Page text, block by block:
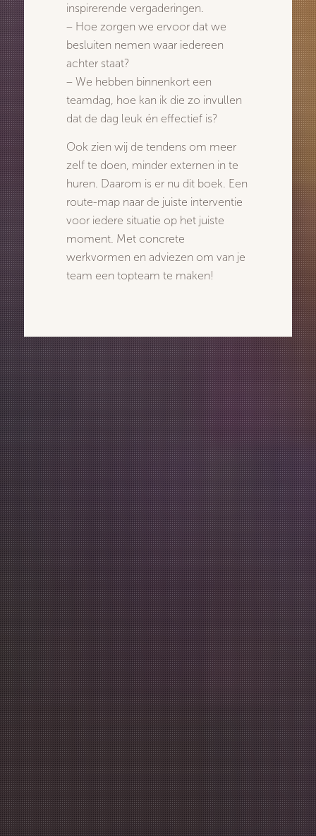
inspirerende vergaderingen.
– Hoe zorgen we ervoor dat we
besluiten nemen waar iedereen
achter staat?
– We hebben binnenkort een
teamdag, hoe kan ik die zo invullen
dat de dag leuk én effectief is?
Ook zien wij de tendens om meer
zelf te doen, minder externen in te
huren. Daarom is er nu dit boek. Een
route-map naar de juiste interventie
voor iedere situatie op het juiste
moment. Met concrete
werkvormen en adviezen om van je
team een topteam te maken!